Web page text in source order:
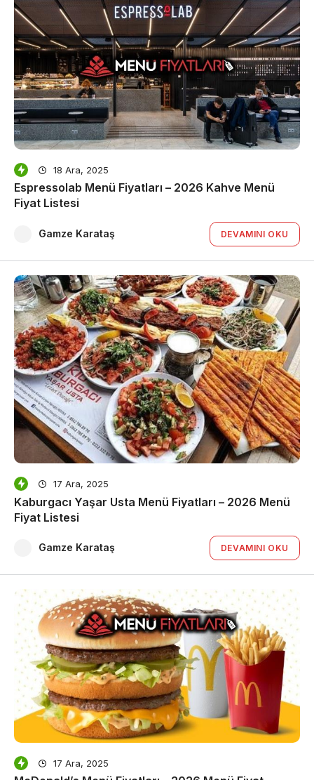
18 Ara, 2025
Espressolab Menü Fiyatları – 2026 Kahve Menü
Fiyat Listesi
Gamze Karataş DEVAMINI OKU
17 Ara, 2025
Kaburgacı Yaşar Usta Menü Fiyatları – 2026 Menü
Fiyat Listesi
Gamze Karataş DEVAMINI OKU
17 Ara, 2025